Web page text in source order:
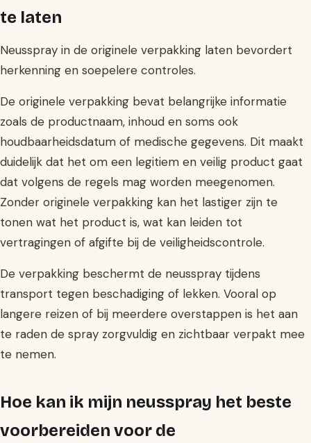
te laten
Neusspray in de originele verpakking laten bevordert
herkenning en soepelere controles.
De originele verpakking bevat belangrijke informatie
zoals de productnaam, inhoud en soms ook
houdbaarheidsdatum of medische gegevens. Dit maakt
duidelijk dat het om een legitiem en veilig product gaat
dat volgens de regels mag worden meegenomen.
Zonder originele verpakking kan het lastiger zijn te
tonen wat het product is, wat kan leiden tot
vertragingen of afgifte bij de veiligheidscontrole.
De verpakking beschermt de neusspray tijdens
transport tegen beschadiging of lekken. Vooral op
langere reizen of bij meerdere overstappen is het aan
te raden de spray zorgvuldig en zichtbaar verpakt mee
te nemen.
Hoe kan ik mijn neusspray het beste
voorbereiden voor de